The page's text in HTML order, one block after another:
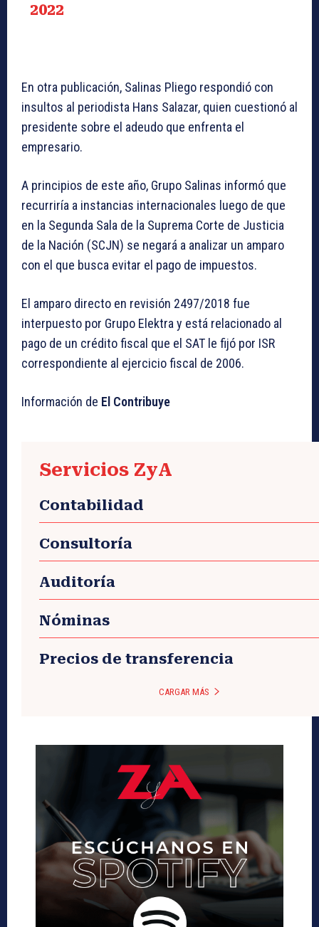
2022
En otra publicación, Salinas Pliego respondió con
insultos al periodista Hans Salazar, quien cuestionó al
presidente sobre el adeudo que enfrenta el
empresario.
A principios de este año, Grupo Salinas informó que
recurriría a instancias internacionales luego de que
en la Segunda Sala de la Suprema Corte de Justicia
de la Nación (SCJN) se negará a analizar un amparo
con el que busca evitar el pago de impuestos.
El amparo directo en revisión 2497/2018 fue
interpuesto por Grupo Elektra y está relacionado al
pago de un crédito fiscal que el SAT le fijó por ISR
correspondiente al ejercicio fiscal de 2006.
Información de El Contribuye
Servicios ZyA
Contabilidad
Consultoría
Auditoría
Nóminas
Precios de transferencia
CARGAR MÁS